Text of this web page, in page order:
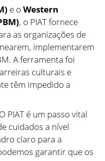
e o Western
, o PIAT fornece
as organizações de
implementarem
A ferramenta foi
culturais e
têm impedido a
PIAT é um passo vital
cuidados a nível
claro para a
garantir que os